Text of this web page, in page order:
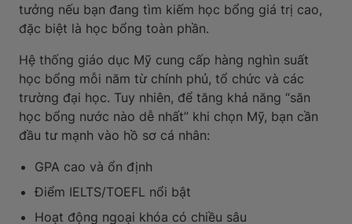
tưởng nếu bạn đang tìm kiếm học bổng giá trị cao,
đặc biệt là học bổng toàn phần.
Hệ thống giáo dục Mỹ cung cấp hàng nghìn suất
học bổng mỗi năm từ chính phủ, tổ chức và các
trường đại học. Tuy nhiên, để tăng khả năng “săn
học bổng nước nào dễ nhất” khi chọn Mỹ, bạn cần
đầu tư mạnh vào hồ sơ cá nhân:
GPA cao và ổn định
Điểm IELTS/TOEFL nổi bật
Hoạt động ngoại khóa có chiều sâu